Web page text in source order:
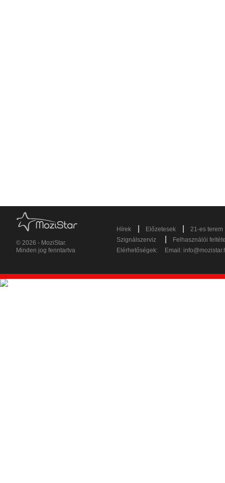
© 2026 - MoziStar.
Minden jog fenntartva
Hírek Előzetesek
21-es terem
Szignálszerviz
Felhasználói
Elérhetőségek:
Email: